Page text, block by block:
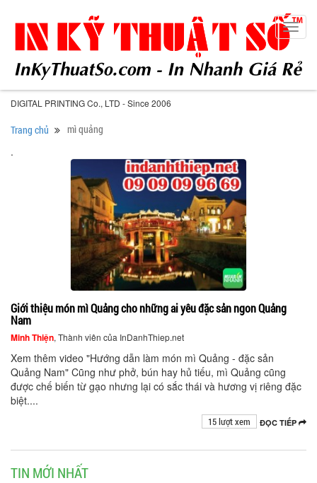
DIGITAL PRINTING Co., LTD - Since 2006
Trang chủ mì quảng
.
Giới thiệu món mì Quảng cho những ai yêu đặc sản ngon Quảng
Nam
Minh Thiện, Thành viên của InDanhThiep.net
Xem thêm video "Hướng dẫn làm món mì Quảng - đặc sản
Quảng Nam" Cũng như phở, bún hay hủ tiếu, mì Quảng cũng
được chế biến từ gạo nhưng lại có sắc thái và hương vị riêng đặc
biệt....
ĐỌC TIẾP
15 lượt xem
TIN MỚI NHẤT